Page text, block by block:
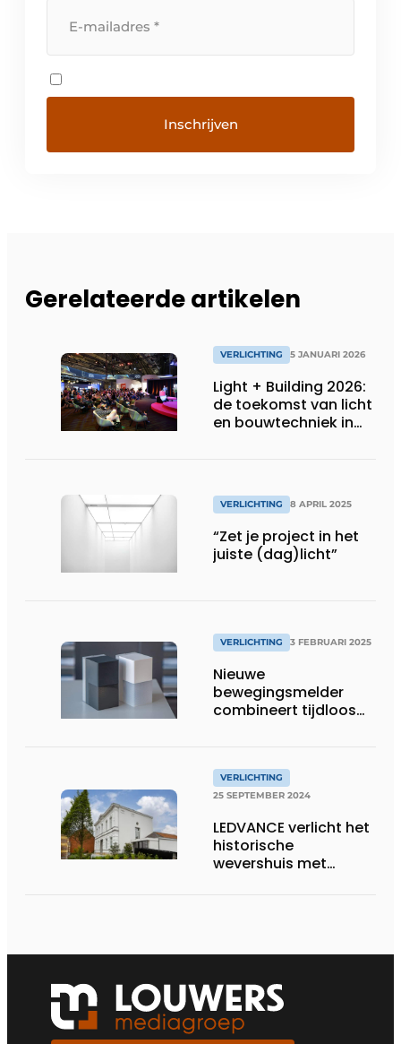
Gerelateerde artikelen
VERLICHTING 5 JANUARI 2026
Light + Building 2026:
de toekomst van licht
en bouwtechniek in
VERLICHTING 8 APRIL 2025
“Zet je project in het
juiste (dag)licht”
VERLICHTING 3 FEBRUARI 2025
Nieuwe
bewegingsmelder
combineert tijdloos
instelmogelijkheden
VERLICHTING
25 SEPTEMBER 2024
LEDVANCE verlicht het
historische
wevershuis met